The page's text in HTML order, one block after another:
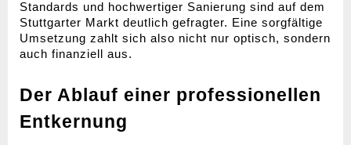
Standards und hochwertiger Sanierung sind auf dem
Stuttgarter Markt deutlich gefragter. Eine sorgfältige
Umsetzung zahlt sich also nicht nur optisch, sondern
auch finanziell aus.
Der Ablauf einer professionellen
Entkernung